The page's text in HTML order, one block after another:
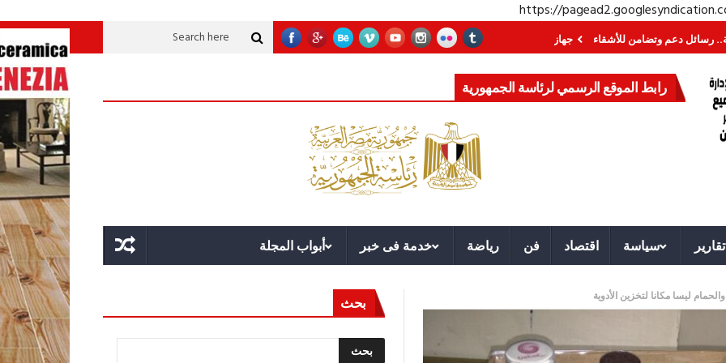
https://
دعم وتضامن للأشقاء جهاز مستقبل مصر نموذجا.. لماذا تُنشئ الدول كيانات تنموية عملاقة؟ قوة الدولة.. عندما يصبح التخطيط خط الدفاع الأول القيادة
رابط الموقع الرسمي لرئاسة الجمهورية
تقارير سياسة اقتصاد فن رياضة خدمة فى خبر أبواب المجلة
ليسا مكانا لتخزين الأدوية بحث